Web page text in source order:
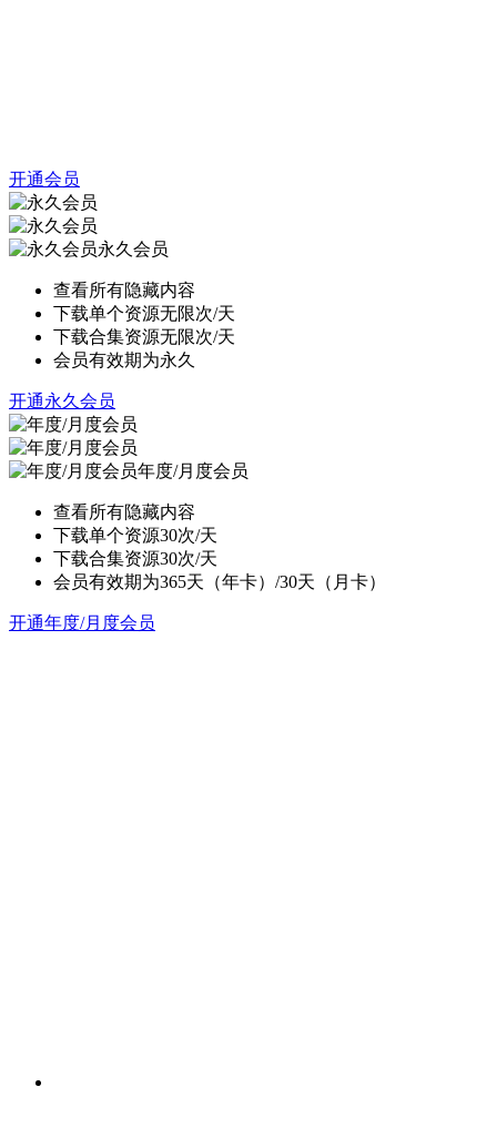
开通会员
永久会员
查看所有隐藏内容
下载单个资源无限次/天
下载合集资源无限次/天
会员有效期为永久
开通永久会员
年度/月度会员
查看所有隐藏内容
下载单个资源30次/天
下载合集资源30次/天
会员有效期为365天（年卡）/30天（月卡）
开通年度/月度会员